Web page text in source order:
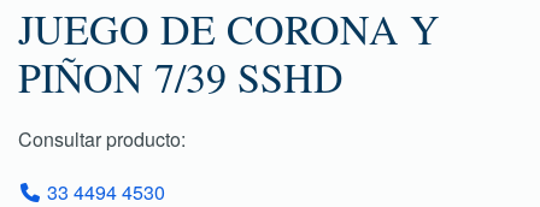
JUEGO DE CORONA Y
PIÑON 7/39 SSHD
Consultar producto:
33 4494 4530